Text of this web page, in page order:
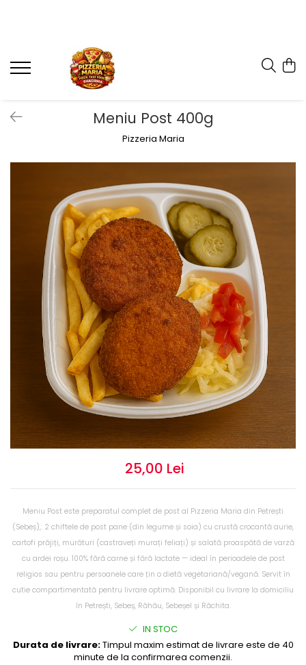
Meniu Post 400g
Pizzeria Maria
25,00 Lei
Meniu Post este preparatul complet de post al Pizzeria Maria din Petrești
(Sebeș),: 2 chiftele de post pane (din legume și soia) cu crustă crocantă aurie,
cartofi prăjiți, murături (castraveți murați feliați) și salată proaspătă de varză
cu ardei roșu. 100% fără carne și fără lactate — ideal în perioadele de post
religios sau pentru persoanele care țin o dietă vegetariană/vegană. Servit în
cutie compartimentată pentru livrare optimă. Disponibil cu livrare la domiciliu
în Petrești, Sebeș, Răhău, Sebeșel și Răchita.
IN STOC
Durata de livrare:Timpul maxim estimat de livrare este de 40
minute de la confirmarea comenzii.